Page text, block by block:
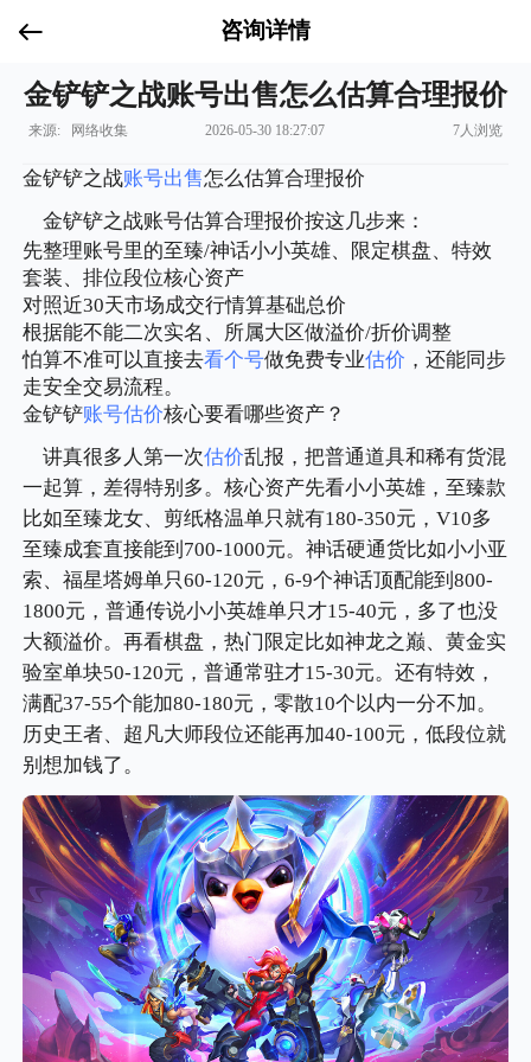
咨询详情
金铲铲之战账号出售怎么估算合理报价
来源: 网络收集 2026-05-30 18:27:07 7人浏览
金铲铲之战账号出售怎么估算合理报价
金铲铲之战账号估算合理报价按这几步来：
先整理账号里的至臻/神话小小英雄、限定棋盘、特效
套装、排位段位核心资产
对照近30天市场成交行情算基础总价
根据能不能二次实名、所属大区做溢价/折价调整
怕算不准可以直接去看个号做免费专业估价 ，还能同步
走安全交易流程。
金铲铲账号估价核心要看哪些资产？
讲真很多人第一次估价乱报，把普通道具和稀有货混
一起算，差得特别多。核心资产先看小小英雄，至臻款
比如至臻龙女、剪纸格温单只就有180-350元，V10多
至臻成套直接能到700-1000元。神话硬通货比如小小亚
索、福星塔姆单只60-120元，6-9个神话顶配能到800-
1800元，普通传说小小英雄单只才15-40元，多了也没
大额溢价。再看棋盘，热门限定比如神龙之巅、黄金实
验室单块50-120元，普通常驻才15-30元。还有特效，
满配37-55个能加80-180元，零散10个以内一分不加。
历史王者、超凡大师段位还能再加40-100元，低段位就
别想加钱了。